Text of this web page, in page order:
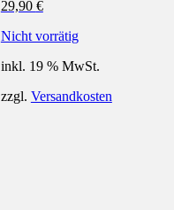
29,90 €
Nicht vorrätig
inkl. 19 % MwSt.
zzgl. Versandkosten